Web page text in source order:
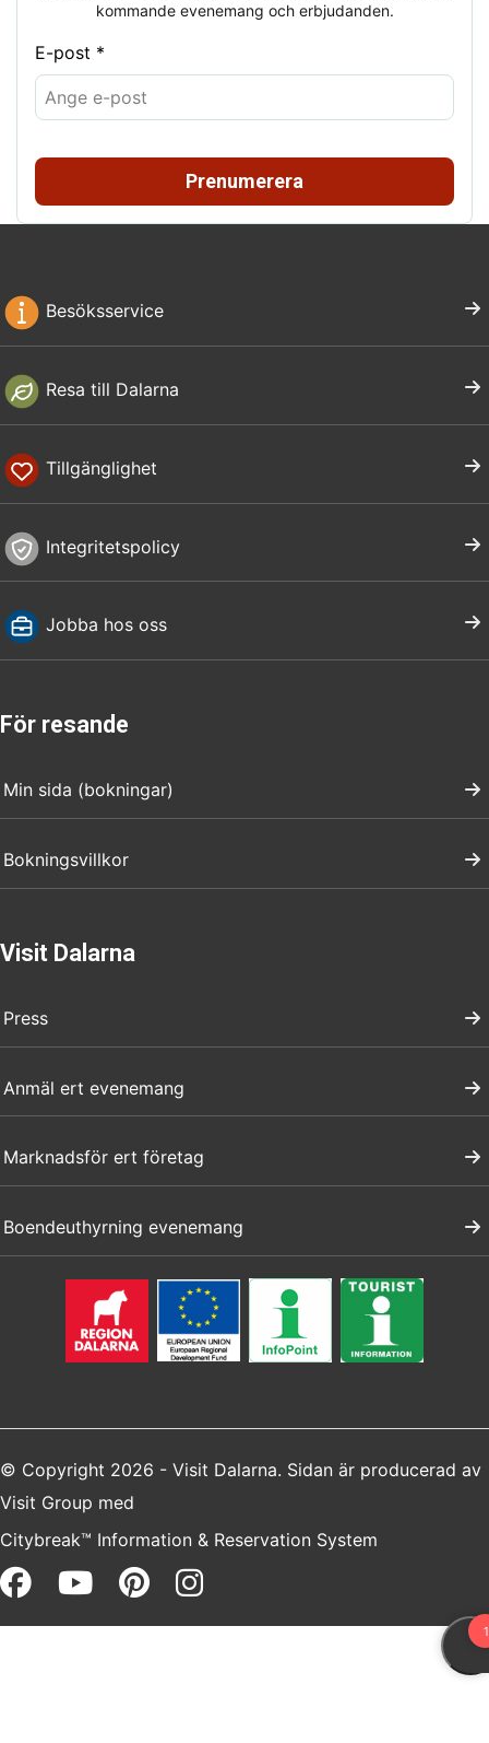
kommande evenemang och erbjudanden.
E-post *
Prenumerera
Besöksservice
Resa till Dalarna
Tillgänglighet
Integritetspolicy
Jobba hos oss
För resande
Min sida (bokningar)
Bokningsvillkor
Visit Dalarna
Press
Anmäl ert evenemang
Marknadsför ert företag
Boendeuthyrning evenemang
© Copyright 2026 - Visit Dalarna. Sidan är producerad av
Visit Group med
Citybreak™ Information & Reservation System
Facebook (opens in a new
Youtube (opens in a new
Pinterest (opens in a
Instagram (opens